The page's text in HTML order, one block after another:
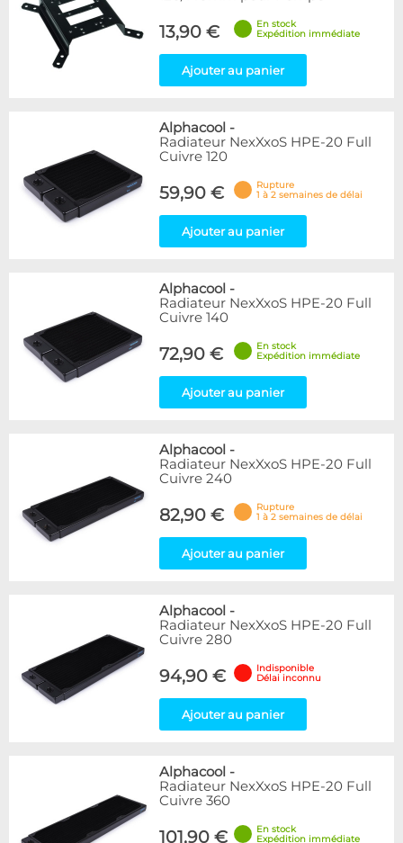
13,90 €
En stock
Expédition immédiate
Ajouter au panier
Alphacool -
Radiateur NexXxoS HPE-20 Full
Cuivre 120
59,90 €
Rupture
1 à 2 semaines de délai
Ajouter au panier
Alphacool -
Radiateur NexXxoS HPE-20 Full
Cuivre 140
72,90 €
En stock
Expédition immédiate
Ajouter au panier
Alphacool -
Radiateur NexXxoS HPE-20 Full
Cuivre 240
82,90 €
Rupture
1 à 2 semaines de délai
Ajouter au panier
Alphacool -
Radiateur NexXxoS HPE-20 Full
Cuivre 280
94,90 €
Indisponible
Délai inconnu
Ajouter au panier
Alphacool -
Radiateur NexXxoS HPE-20 Full
Cuivre 360
101,90 €
En stock
Expédition immédiate